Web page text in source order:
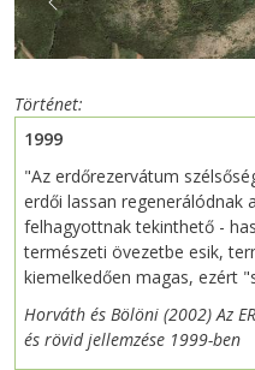
Previous
Történet
1999
"Az erdőrezervátum
erdői lassan regenerálódnak
felhagyottnak tekinthető -
természeti övezetbe esik,
kiemelkedően magas, ezért
Horváth és Bölöni (2002) Az
és rövid jellemzése 1999-ben